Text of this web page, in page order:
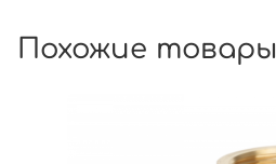
Похожие товары